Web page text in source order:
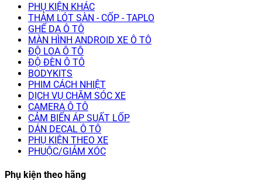
PHỤ KIỆN KHÁC
THẢM LÓT SÀN - CỐP - TAPLO
GHẾ DA Ô TÔ
MÀN HÌNH ANDROID XE Ô TÔ
ĐỘ LOA Ô TÔ
ĐỘ ĐÈN Ô TÔ
BODYKITS
PHIM CÁCH NHIỆT
DỊCH VỤ CHĂM SÓC XE
CAMERA Ô TÔ
CẢM BIẾN ÁP SUẤT LỐP
DÁN DECAL Ô TÔ
PHỤ KIỆN THEO XE
PHUỘC/GIẢM XÓC
Phụ kiện theo hãng